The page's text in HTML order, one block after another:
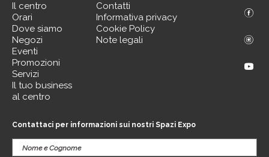
Il centro
Orari
Dove siamo
Negozi
Eventi
Promozioni
Servizi
Il tuo business
al centro
Contatti
Informativa privacy
Cookie Policy
Note legali
Contattaci per informazioni sui nostri Spazi Expo